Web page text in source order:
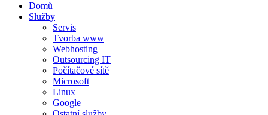
Domů
Služby
Servis
Tvorba www
Webhosting
Outsourcing IT
Počítačové sítě
Microsoft
Linux
Google